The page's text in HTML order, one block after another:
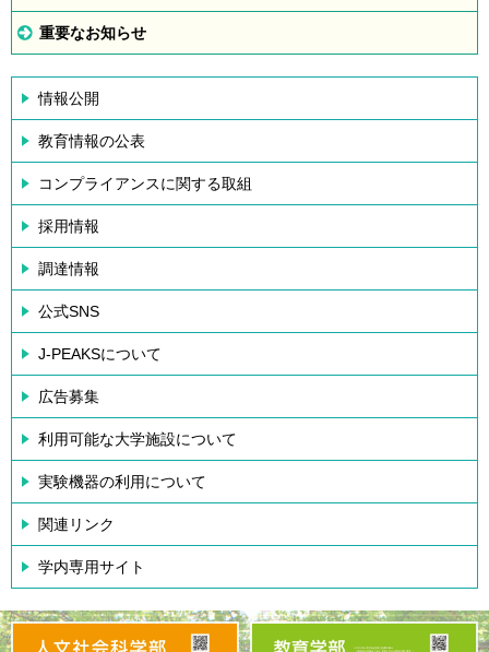
重要なお知らせ
情報公開
教育情報の公表
コンプライアンスに関する取組
採用情報
調達情報
公式SNS
J-PEAKSについて
広告募集
利用可能な大学施設について
実験機器の利用について
関連リンク
学内専用サイト